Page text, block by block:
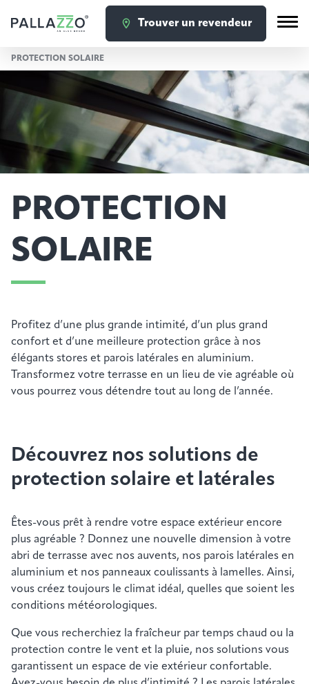
Trouver un revendeur
PROTECTION SOLAIRE
PROTECTION
SOLAIRE
Profitez d’une plus grande intimité, d’un plus grand
confort et d’une meilleure protection grâce à nos
élégants stores et parois latérales en aluminium.
Transformez votre terrasse en un lieu de vie agréable où
vous pourrez vous détendre tout au long de l’année.
Découvrez nos solutions de
protection solaire et latérales
Êtes-vous prêt à rendre votre espace extérieur encore
plus agréable ? Donnez une nouvelle dimension à votre
abri de terrasse avec nos auvents, nos parois latérales en
aluminium et nos panneaux coulissants à lamelles. Ainsi,
vous créez toujours le climat idéal, quelles que soient les
conditions météorologiques.
Que vous recherchiez la fraîcheur par temps chaud ou la
protection contre le vent et la pluie, nos solutions vous
garantissent un espace de vie extérieur confortable.